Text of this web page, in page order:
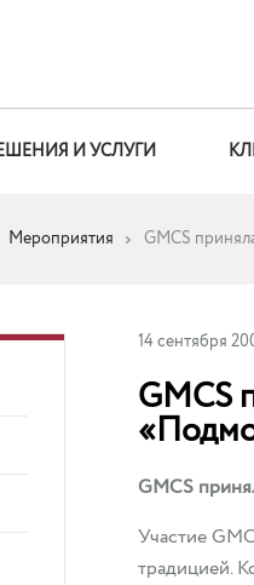
И УСЛУГИ
Мероприятия GMCS
14 сентября
GMCS
GMCS
Участие
традицией.